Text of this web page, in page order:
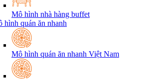
Mô hình nhà hàng buffet
hình quán ăn nhanh
Mô hình quán ăn nhanh Việt Nam